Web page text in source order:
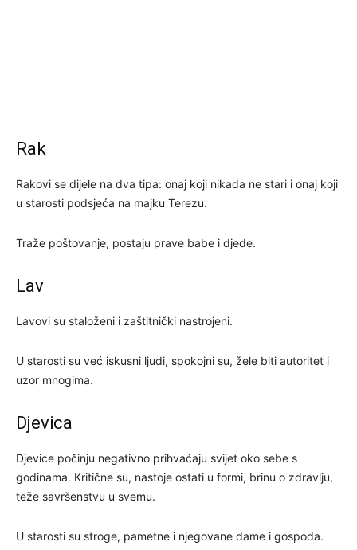
Rak
Rakovi se dijele na dva tipa: onaj koji nikada ne stari i onaj koji
u starosti podsjeća na majku Terezu.
Traže poštovanje, postaju prave babe i djede.
Lav
Lavovi su staloženi i zaštitnički nastrojeni.
U starosti su već iskusni ljudi, spokojni su, žele biti autoritet i
uzor mnogima.
Djevica
Djevice počinju negativno prihvaćaju svijet oko sebe s
godinama. Kritične su, nastoje ostati u formi, brinu o zdravlju,
teže savršenstvu u svemu.
U starosti su stroge, pametne i njegovane dame i gospoda.